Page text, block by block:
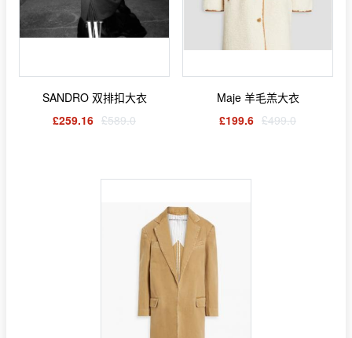
SANDRO 双排扣大衣
£259.16 £589.0
Maje 羊毛羔大衣
£199.6 £499.0